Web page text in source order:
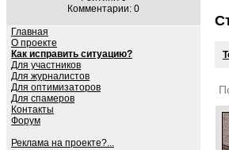
Комментарии: 0
Главная
О проекте
Как исправить ситуацию?
Для участников
Для журналистов
Для оптимизаторов
Для спамеров
Контакты
Форум
Реклама на проекте?...